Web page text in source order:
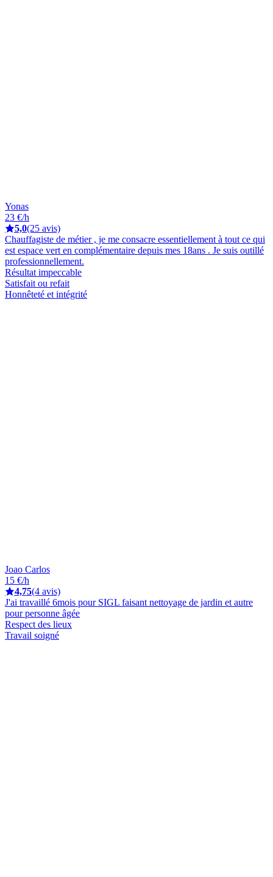
Yonas
23 €/h
5,0(25 avis)
Chauffagiste de métier , je me consacre essentiellement à tout ce qui
est espace vert en complémentaire depuis mes 18ans . Je suis outillé
professionnellement.
Résultat impeccable
Satisfait ou refait
Honnêteté et intégrité
Joao Carlos
15 €/h
4,75(4 avis)
J'ai travaillé 6mois pour SIGL faisant nettoyage de jardin et autre
pour personne âgée
Respect des lieux
Travail soigné